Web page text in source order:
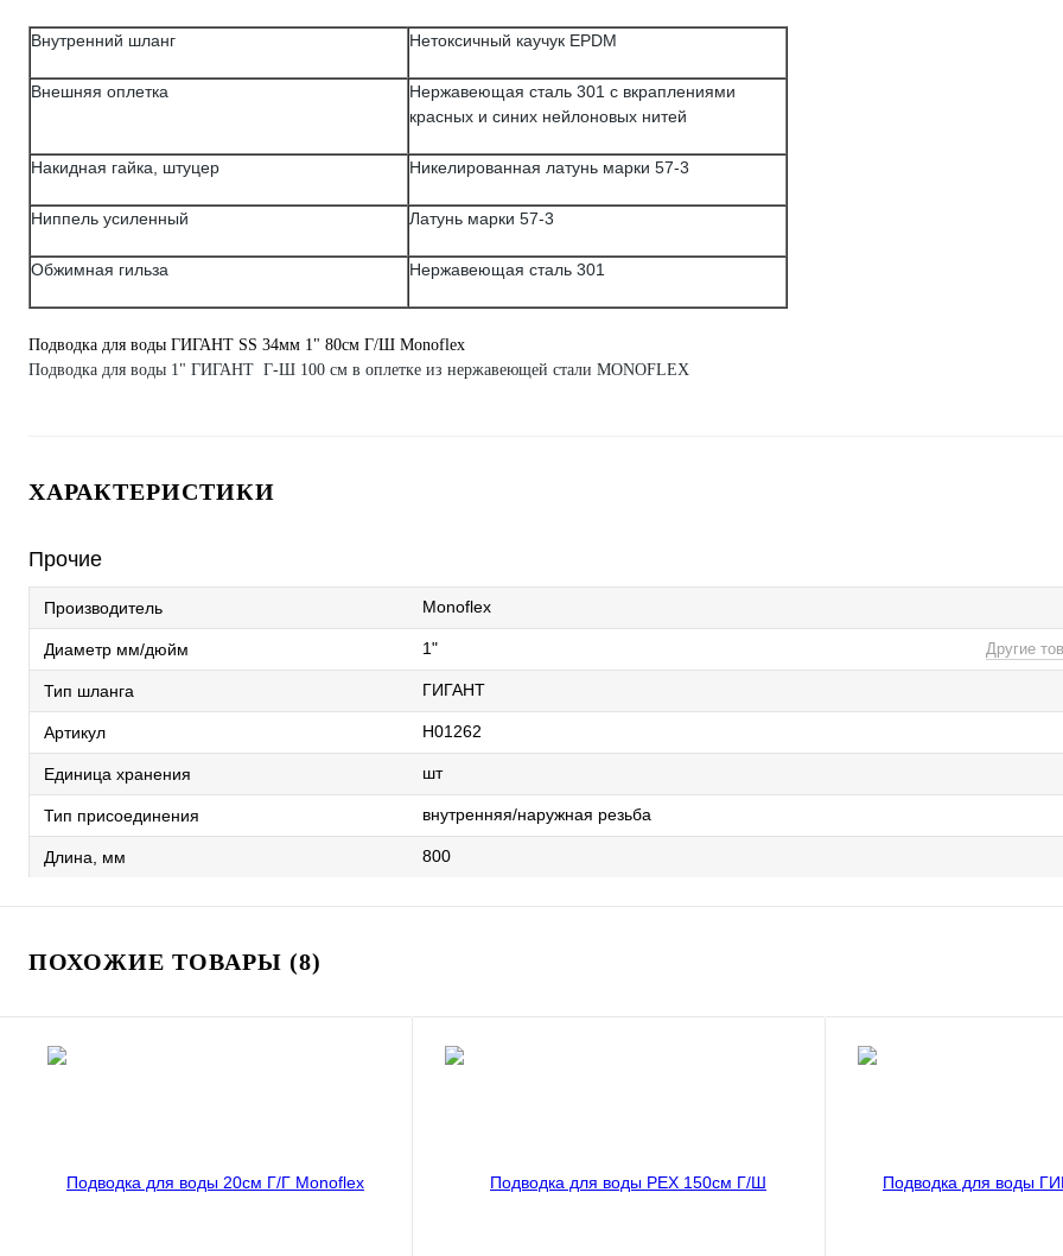
Внутренний шланг Нетоксичный каучук EPDM
Внешняя оплетка
Нержавеющая сталь 301 с вкраплениями
красных и синих нейлоновых нитей
Накидная гайка, штуцер Никелированная латунь марки 57-3
Ниппель усиленный Латунь марки 57-3
Обжимная гильза Нержавеющая сталь 301
Подводка для воды ГИГАНТ SS 34мм 1" 80см Г/Ш Monoflex
Подводка для воды 1" ГИГАНТ Г-Ш 100 см в оплетке из нержавеющей стали MONOFLEX
ХАРАКТЕРИСТИКИ
Прочие
Производитель Monoflex
Диаметр мм/дюйм 1" Другие
Тип шланга ГИГАНТ
Артикул Н01262
Единица хранения шт
Тип присоединения внутренняя/наружная резьба
Длина, мм 800
ПОХОЖИЕ ТОВАРЫ (8)